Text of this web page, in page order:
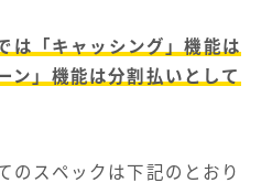
は「キャッシング」機能は
ン」機能は分割払いとして
のスペックは下記のとおり